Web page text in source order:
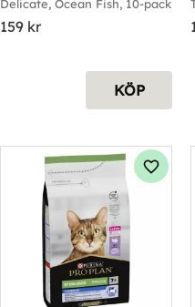
FISH 10-P
Delicate, Ocean Fish, 10-pack
159 kr
KÖP
Lägg